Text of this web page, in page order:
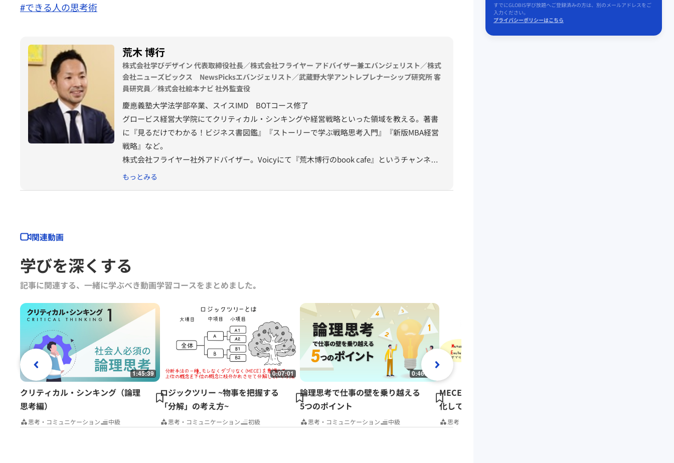
#できる人の思考術
荒木 博行
株式会社学びデザイン 代表取締役社長／株式会社フライヤー アドバイザー兼エバンジェリスト／株式
会社ニューズピックス NewsPicksエバンジェリスト／武蔵野大学アントレプレナーシップ研究所 客
員研究員／株式会社絵本ナビ 社外監査役
慶應義塾大学法学部卒業、スイスIMD BOTコース修了
グロービス経営大学院にてクリティカル・シンキングや経営戦略といった領域を教える。著書
に『見るだけでわかる！ビジネス書図鑑』『ストーリーで学ぶ戦略思考入門』『新版MBA経営
戦略』など。
株式会社フライヤー社外アドバイザー。Voicyにて『荒木博行のbook cafe』というチャンネル
を持ち、毎朝書籍の内容を紹介する。
もっとみる
関連動画
学びを深くする
記事に関連する、一緒に学ぶべき動画学習コースをまとめました｡
1:45:39
クリティカル・シンキング（論理
思考編）
思考・コミュニケーション 中級
0:07:01
ロジックツリー ~物事を把握する
「分解」の考え方~
思考・コミュニケーション 初級
0:46:06
論理思考で仕事の壁を乗り越える
5つのポイント
思考・コミュニケーション 中級
MECE ~抜け漏れなく分解・構造
化して考える~
思考・コミュニケーション
すでにGLOBIS学び放題へご登録済みの方は、別のメールアドレスをご
入力ください。
プライバシーポリシーはこちら